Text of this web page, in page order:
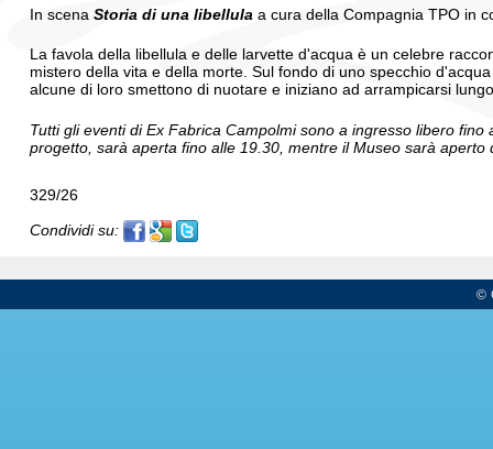
In scenaStoria di una libellula a cura della Compagnia TPO in
La favola della libellula e delle larvette d'acqua è un celebre
mistero della vita e della morte. Sul fondo di uno specchio
alcune di loro smettono di nuotare e iniziano ad arrampicarsi
Tutti gli eventi di Ex Fabrica Campolmi sono a ingresso libero
progetto, sarà aperta fino alle 19.30, mentre il Museo sarà
329/26
Condividi su:
©